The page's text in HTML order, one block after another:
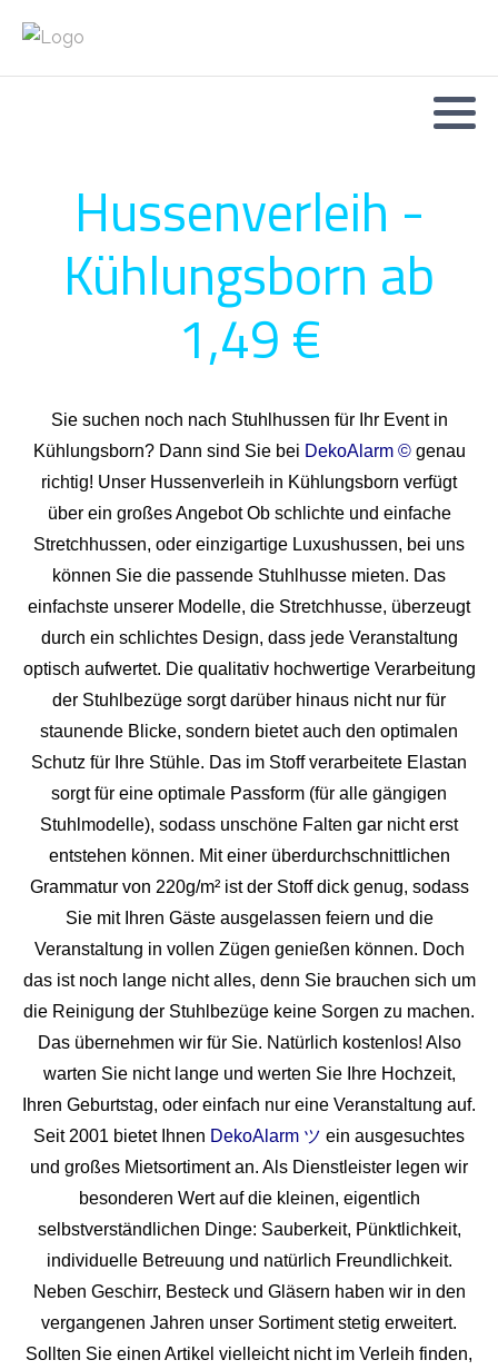
Hussenverleih -
Kühlungsborn ab
1,49 €
Sie suchen noch nach Stuhlhussen für Ihr Event in
Kühlungsborn? Dann sind Sie bei DekoAlarm ©genau
richtig! Unser Hussenverleih in Kühlungsborn verfügt
über ein großes Angebot Ob schlichte und einfache
Stretchhussen, oder einzigartige Luxushussen, bei uns
können Sie die passende Stuhlhusse mieten. Das
einfachste unserer Modelle, die Stretchhusse, überzeugt
durch ein schlichtes Design, dass jede Veranstaltung
optisch aufwertet. Die qualitativ hochwertige Verarbeitung
der Stuhlbezüge sorgt darüber hinaus nicht nur für
staunende Blicke, sondern bietet auch den optimalen
Schutz für Ihre Stühle. Das im Stoff verarbeitete Elastan
sorgt für eine optimale Passform (für alle gängigen
Stuhlmodelle), sodass unschöne Falten gar nicht erst
entstehen können. Mit einer überdurchschnittlichen
Grammatur von 220g/m² ist der Stoff dick genug, sodass
Sie mit Ihren Gäste ausgelassen feiern und die
Veranstaltung in vollen Zügen genießen können. Doch
das ist noch lange nicht alles, denn Sie brauchen sich um
die Reinigung der Stuhlbezüge keine Sorgen zu machen.
Das übernehmen wir für Sie. Natürlich kostenlos! Also
warten Sie nicht lange und werten Sie Ihre Hochzeit,
Ihren Geburtstag, oder einfach nur eine Veranstaltung auf.
Seit 2001 bietet Ihnen DekoAlarm ツ ein ausgesuchtes
und großes Mietsortiment an. Als Dienstleister legen wir
besonderen Wert auf die kleinen, eigentlich
selbstverständlichen Dinge: Sauberkeit, Pünktlichkeit,
individuelle Betreuung und natürlich Freundlichkeit.
Neben Geschirr, Besteck und Gläsern haben wir in den
vergangenen Jahren unser Sortiment stetig erweitert.
Sollten Sie einen Artikel vielleicht nicht im Verleih finden,